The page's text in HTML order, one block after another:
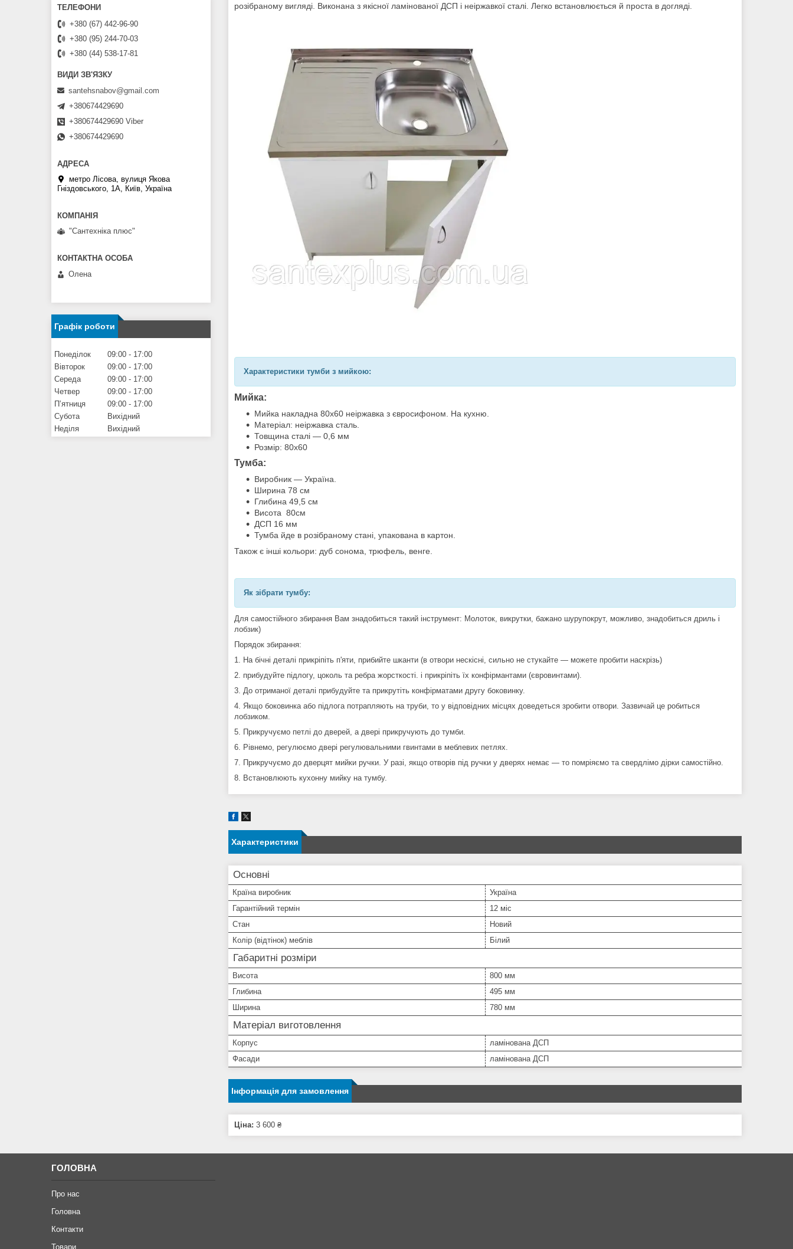
розібраному вигляді. Виконана з якісної ламінованої ДСП і неіржавкої сталі. Легко встановлюється й проста в догляді.
Характеристики тумби з мийкою:
Мийка:
Мийка накладна 80х60 неіржавка з євросифоном. На кухню.
Матеріал: неіржавка сталь.
Товщина сталі — 0,6 мм
Розмір: 80х60
Тумба:
Виробник — Україна.
Ширина 78 см
Глибина 49,5 см
Висота 80см
ДСП 16 мм
Тумба йде в розібраному стані, упакована в картон.
Також є інші кольори: дуб сонома, трюфель, венге.
Як зібрати тумбу:
Для самостійного збирання Вам знадобиться такий інструмент: Молоток, викрутки, бажано шурупокрут, можливо, знадобиться дриль і
лобзик)
Порядок збирання:
1. На бічні деталі прикріпіть п'яти, прибийте шканти (в отвори нескісні, сильно не стукайте — можете пробити наскрізь)
2. прибудуйте підлогу, цоколь та ребра жорсткості. і прикріпіть їх конфірмантами (євровинтами).
3. До отриманої деталі прибудуйте та прикрутіть конфірматами другу боковинку.
4. Якщо боковинка або підлога потрапляють на труби, то у відповідних місцях доведеться зробити отвори. Зазвичай це робиться
лобзиком.
5. Прикручуємо петлі до дверей, а двері прикручують до тумби.
6. Рівнемо, регулюємо двері регулювальними гвинтами в меблевих петлях.
7. Прикручуємо до дверцят мийки ручки. У разі, якщо отворів під ручки у дверях немає — то помріяємо та свердлімо дірки самостійно.
8. Встановлюють кухонну мийку на тумбу.
Характеристики
Основні
Країна виробник
Україна
Гарантійний термін
12 міс
Стан
Новий
Колір (відтінок) меблів
Білий
Габаритні розміри
Висота
800 мм
Глибина
495 мм
Ширина
780 мм
Матеріал виготовлення
Корпус
ламінована ДСП
Фасади
ламінована ДСП
Інформація для замовлення
Ціна: 3 600 ₴
+380 (67) 442-96-90
+380 (95) 244-70-03
+380 (44) 538-17-81
santehsnabov@gmail.com
+380674429690
+380674429690 Viber
+380674429690
метро Лісова, вулиця Якова
Гніздовського, 1А, Київ, Україна
"Сантехніка плюс"
Олена
Графік роботи
Понеділок 09:00
17:00
Вівторок
09:00
17:00
Середа
09:00
17:00
Четвер
09:00
17:00
Пʼятниця
09:00
17:00
Субота
Вихідний
Неділя
Вихідний
ГОЛОВНА
Про нас
Головна
Контакти
Товари